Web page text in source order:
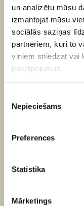
un analizētu mūsu
izmantojat mūsu
sociālās saziņas
partneriem, kuri to
viņiem sniedzat vai
pakalpojumus.
izvēle
Nepieciešams
Preferences
Statistika
Mārketings
19. maijs